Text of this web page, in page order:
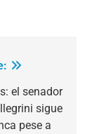
el senador
sigue
pese a